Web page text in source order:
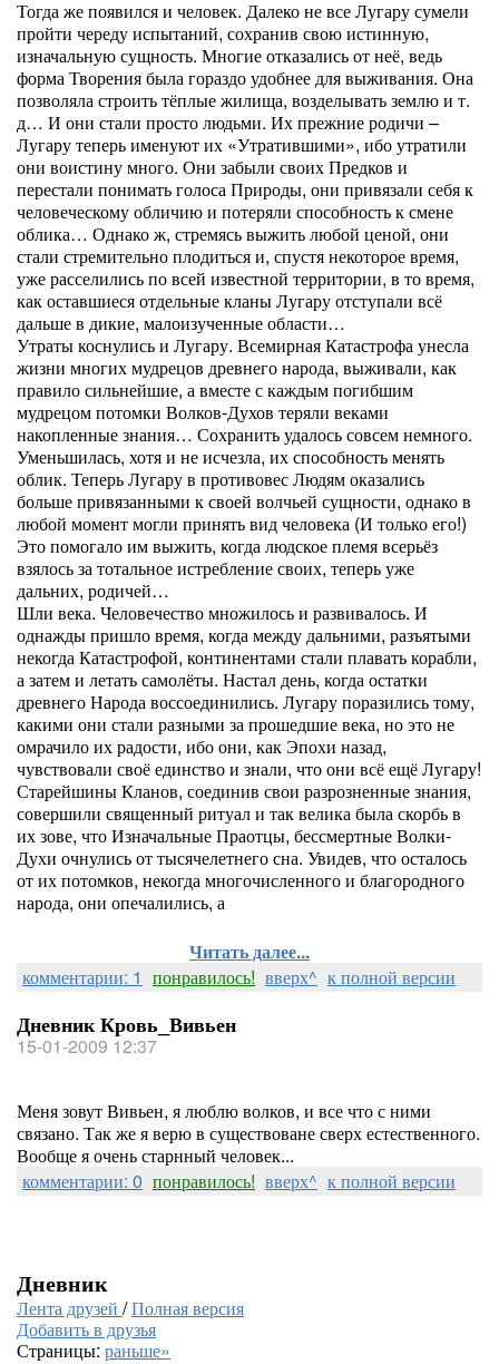
Тогда же появился и человек. Далеко не все Лугару сумели
пройти череду испытаний, сохранив свою истинную,
изначальную сущность. Многие отказались от неё, ведь
форма Творения была гораздо удобнее для выживания. Она
позволяла строить тёплые жилища, возделывать землю и т.
д… И они стали просто людьми. Их прежние родичи –
Лугару теперь именуют их «Утратившими», ибо утратили
они воистину много. Они забыли своих Предков и
перестали понимать голоса Природы, они привязали себя к
человеческому обличию и потеряли способность к смене
облика… Однако ж, стремясь выжить любой ценой, они
стали стремительно плодиться и, спустя некоторое время,
уже расселились по всей известной территории, в то время,
как оставшиеся отдельные кланы Лугару отступали всё
дальше в дикие, малоизученные области…
Утраты коснулись и Лугару. Всемирная Катастрофа унесла
жизни многих мудрецов древнего народа, выживали, как
правило сильнейшие, а вместе с каждым погибшим
мудрецом потомки Волков-Духов теряли веками
накопленные знания… Сохранить удалось совсем немного.
Уменьшилась, хотя и не исчезла, их способность менять
облик. Теперь Лугару в противовес Людям оказались
больше привязанными к своей волчьей сущности, однако в
любой момент могли принять вид человека (И только его!)
Это помогало им выжить, когда людское племя всерьёз
взялось за тотальное истребление своих, теперь уже
дальних, родичей…
Шли века. Человечество множилось и развивалось. И
однажды пришло время, когда между дальними, разъятыми
некогда Катастрофой, континентами стали плавать корабли,
а затем и летать самолёты. Настал день, когда остатки
древнего Народа воссоединились. Лугару поразились тому,
какими они стали разными за прошедшие века, но это не
омрачило их радости, ибо они, как Эпохи назад,
чувствовали своё единство и знали, что они всё ещё Лугару!
Старейшины Кланов, соединив свои разрозненные знания,
совершили священный ритуал и так велика была скорбь в
их зове, что Изначальные Праотцы, бессмертные Волки-
Духи очнулись от тысячелетнего сна. Увидев, что осталось
от их потомков, некогда многочисленного и благородного
народа, они опечалились, а
Читать далее...
комментарии: 1 понравилось! вверх^ к полной версии
Дневник Кровь_Вивьен
15-01-2009 12:37
Меня зовут Вивьен, я люблю волков, и все что с ними
связано. Так же я верю в существоване сверх естественного.
Вообще я очень старнный человек...
комментарии: 0 понравилось! вверх^ к полной версии
Дневник
Лента друзей /Полная версия
Добавить в друзья
Страницы: раньше»